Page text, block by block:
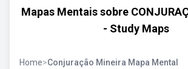
Mapas Mentais sobre
- Study Maps
Home>Conjuração Mineira Mapa Mental